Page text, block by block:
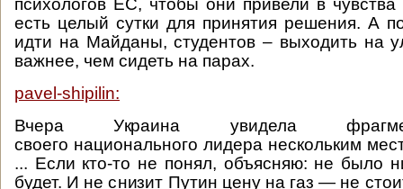
психологов ЕС, чтобы они привели в
есть целый сутки для принятия решения. А
идти на Майданы, студентов – выходить на
важнее, чем сидеть на парах.
pavel-shipilin:
Вчера Украина увидела
своего национального лидера нескольким
... Если кто-то не понял, объясняю: не было
будет. И не снизит Путин цену на газ — не